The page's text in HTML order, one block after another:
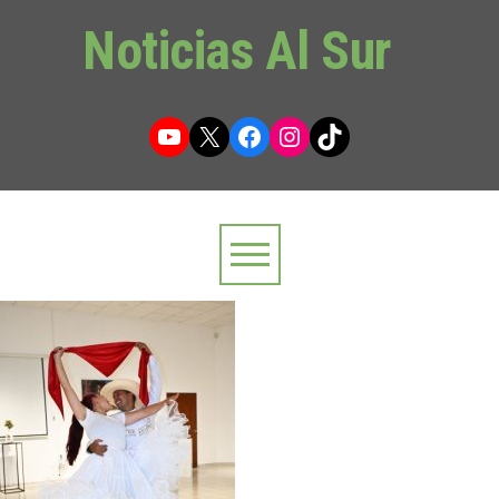
Noticias Al Sur
YouTube
X Facebook
Instagram
TikTok